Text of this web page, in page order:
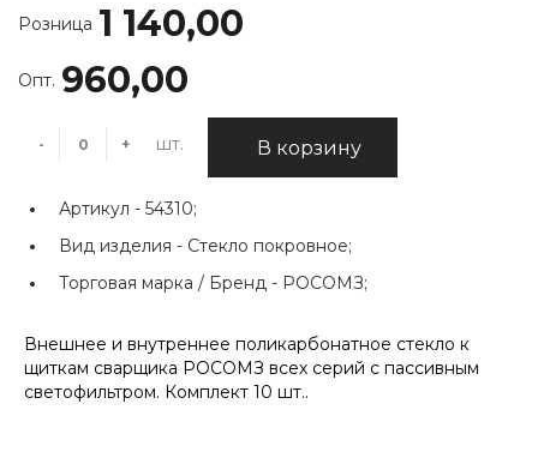
Розница 1 140,00
Опт. 960,00
- + шт. В корзину
Артикул - 54310;
Вид изделия - Стекло покровное;
Торговая марка / Бренд - РОСОМЗ;
Внешнее и внутреннее поликарбонатное стекло к
щиткам сварщика РОСОМЗ всех серий с пассивным
светофильтром. Комплект 10 шт..